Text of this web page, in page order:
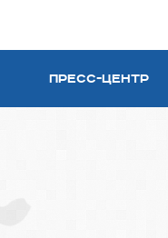
Пресс-центр